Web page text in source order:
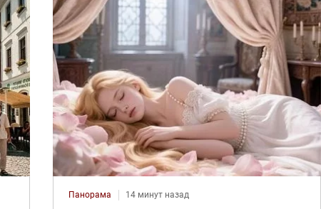
Панорама 14 минут назад